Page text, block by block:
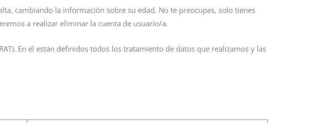
cambiando la información sobre su edad. No te preocupes, solo tienes
a realizar eliminar la cuenta de usuario/a.
En él están definidos todos los tratamiento de datos que realizamos y las